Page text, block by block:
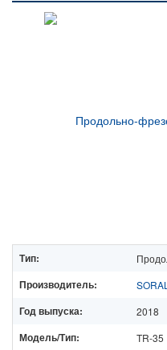
Тип:
Производитель:
Год выпуска: 2018
Модель/Тип: TR-35